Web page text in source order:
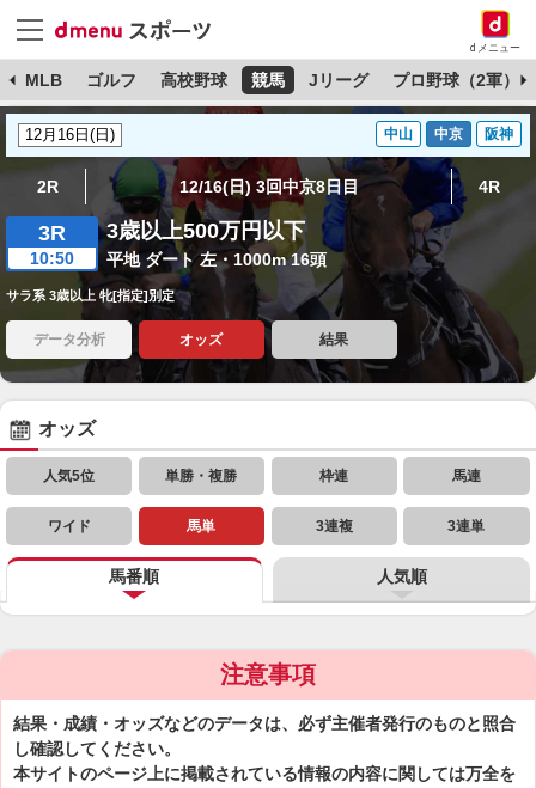
dメニュー
MLB ゴルフ 高校野球 競馬 Jリーグ プロ野球（2軍）
中山 中京 阪神
2R 12/16(日) 3回中京8日目 4R
3R
10:50
3歳以上500万円以下
平地 ダート 左・1000m 16頭
サラ系 3歳以上 牝[指定]別定
データ分析 オッズ 結果
オッズ
人気5位 単勝・複勝 枠連 馬連
ワイド 馬単 3連複 3連単
馬番順 人気順
注意事項
結果・成績・オッズなどのデータは、必ず主催者発行のものと照合
し確認してください。
本サイトのページ上に掲載されている情報の内容に関しては万全を